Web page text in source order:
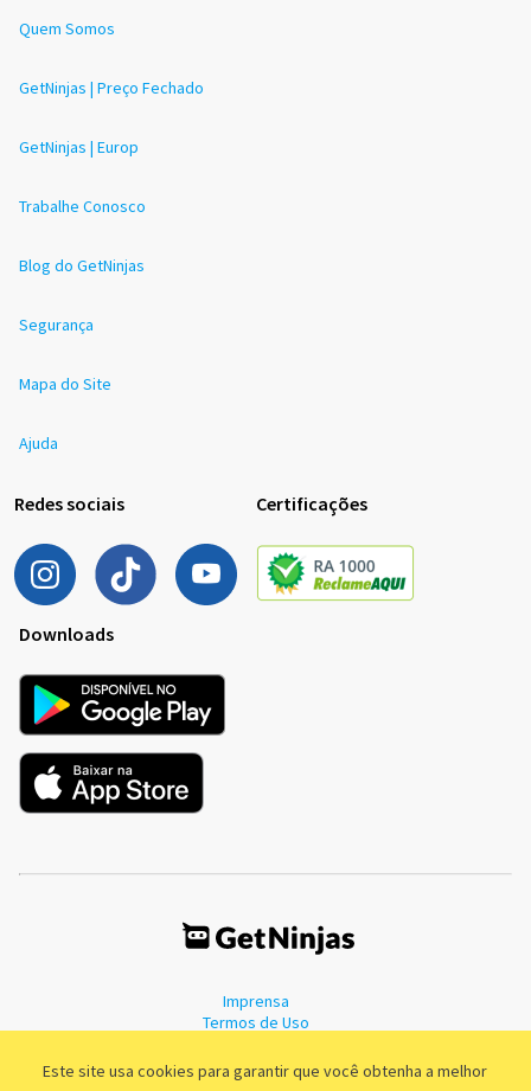
Este site usa cookies para garantir que você obtenha a melhor
Quem Somos
GetNinjas | Preço Fechado
GetNinjas | Europ
Trabalhe Conosco
Blog do GetNinjas
Segurança
Mapa do Site
Ajuda
Redes sociais Certificações
Downloads
Imprensa
Termos de Uso